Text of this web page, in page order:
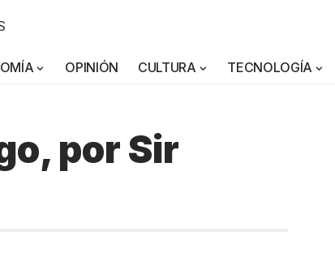
OPINIÓN CULTURA TECNOLOGÍA
por Sir